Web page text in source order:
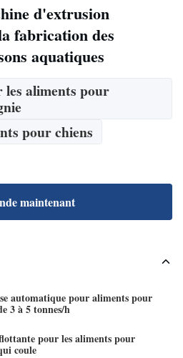
d'extrusion
fabrication des
aquatiques
aliments pour
pour chiens
maintenant
automatique pour aliments pour
3 à 5 tonnes/h
pour les aliments pour
coule